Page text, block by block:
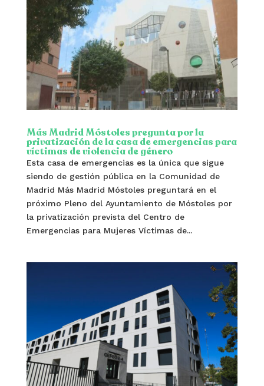
Más Madrid Móstoles pregunta por la
privatización de la casa de emergencias para
víctimas de violencia de género
Esta casa de emergencias es la única que sigue
siendo de gestión pública en la Comunidad de
Madrid Más Madrid Móstoles preguntará en el
próximo Pleno del Ayuntamiento de Móstoles por
la privatización prevista del Centro de
Emergencias para Mujeres Víctimas de...